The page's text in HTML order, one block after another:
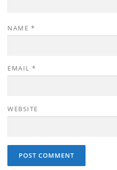
NAME *
EMAIL *
WEBSITE